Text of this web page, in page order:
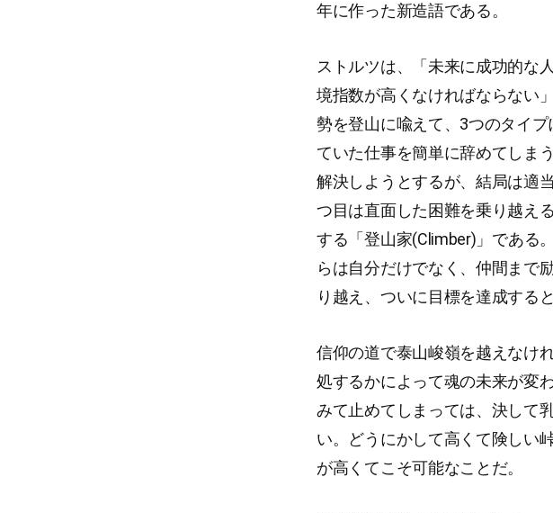
年に作った新造語である。
ストルツは、「未来に成功的な
境指数が高くなければならない
勢を登山に喩えて、3つのタイ
ていた仕事を簡単に辞めてしま
解決しようとするが、結局は適
つ目は直面した困難を乗り越え
する「登山家(Climber)」である
らは自分だけでなく、仲間まで
り越え、ついに目標を達成する
信仰の道で泰山峻嶺を越えなけ
処するかによって魂の未来が変
みて止めてしまっては、決して
い。どうにかして高くて険しい
が高くてこそ可能なことだ。